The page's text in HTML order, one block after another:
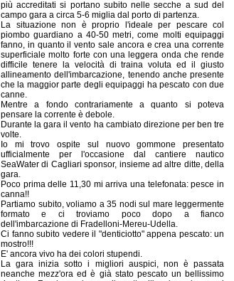
più accreditati si portano subito nelle secche a sud del
campo gara a circa 5-6 miglia dal porto di partenza.
La situazione non è proprio l'ideale per pescare col
piombo guardiano a 40-50 metri, come molti equipaggi
fanno, in quanto il vento sale ancora e crea una corrente
superficiale molto forte con una leggera onda che rende
difficile tenere la velocità di traina voluta ed il giusto
allineamento dell'imbarcazione, tenendo anche presente
che la maggior parte degli equipaggi ha pescato con due
canne.
Mentre a fondo contrariamente a quanto si poteva
pensare la corrente è debole.
Durante la gara il vento ha cambiato direzione per ben tre
volte.
Io mi trovo ospite sul nuovo gommone presentato
ufficialmente per l'occasione dal cantiere nautico
SeaWater di Cagliari sponsor, insieme ad altre ditte, della
gara.
Poco prima delle 11,30 mi arriva una telefonata: pesce in
canna!!
Partiamo subito, voliamo a 35 nodi sul mare leggermente
formato e ci troviamo poco dopo a fianco
dell'imbarcazione di Fradelloni-Mereu-Udella.
Ci fanno subito vedere il "denticiotto" appena pescato: un
mostro!!!
E' ancora vivo ha dei colori stupendi.
La gara inizia sotto i migliori auspici, non è passata
neanche mezz'ora ed è già stato pescato un bellissimo